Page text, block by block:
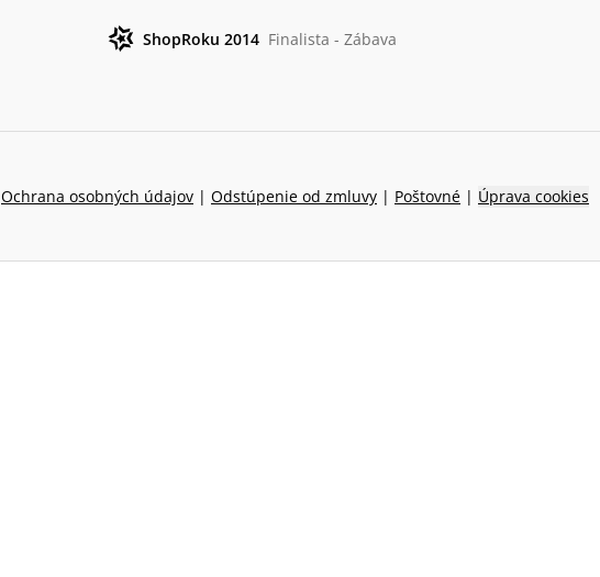
ShopRoku 2014 Finalista - Zábava
Ochrana osobných údajov | Odstúpenie od zmluvy | Poštovné | Úprava cookies